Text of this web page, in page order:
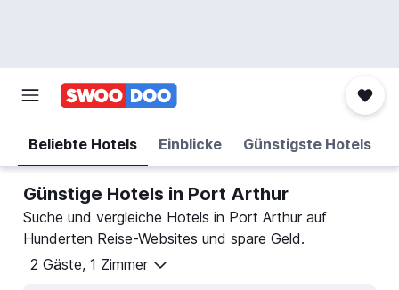
Beliebte Hotels Einblicke Günstigste Hotels
Günstige Hotels in Port Arthur
Suche und vergleiche Hotels in Port Arthur auf
Hunderten Reise-Websites und spare Geld.
2 Gäste, 1 Zimmer